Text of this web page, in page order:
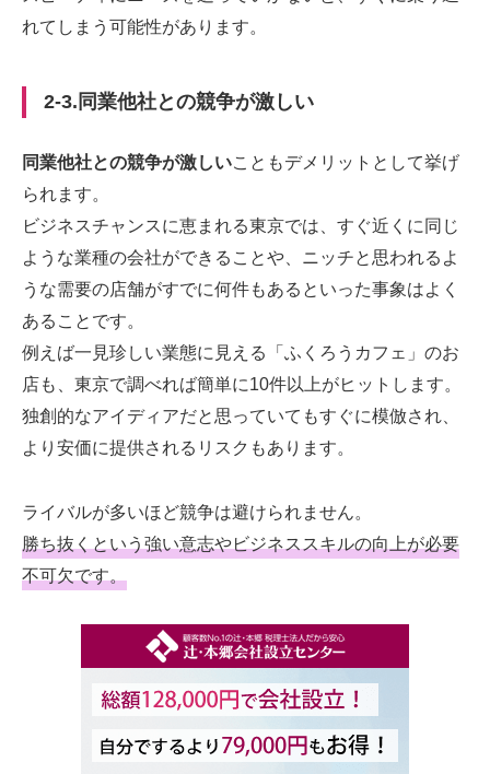
れてしまう可能性があります。
2-3.同業他社との競争が激しい
同業他社との競争が激しいこともデメリットとして挙げ
られます。
ビジネスチャンスに恵まれる東京では、すぐ近くに同じ
ような業種の会社ができることや、ニッチと思われるよ
うな需要の店舗がすでに何件もあるといった事象はよく
あることです。
例えば一見珍しい業態に見える「ふくろうカフェ」のお
店も、東京で調べれば簡単に10件以上がヒットします。
独創的なアイディアだと思っていてもすぐに模倣され、
より安価に提供されるリスクもあります。
ライバルが多いほど競争は避けられません。
勝ち抜くという強い意志やビジネススキルの向上が必要
不可欠です。